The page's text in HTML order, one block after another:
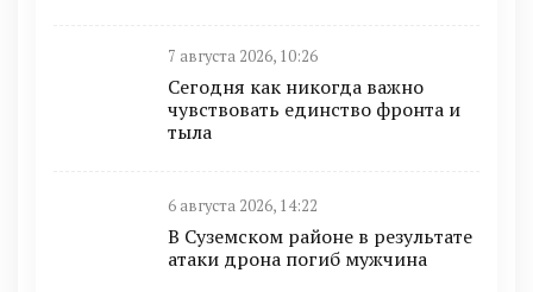
7 августа 2026, 10:26
Сегодня как никогда важно
чувствовать единство фронта и
тыла
6 августа 2026, 14:22
В Суземском районе в результате
атаки дрона погиб мужчина